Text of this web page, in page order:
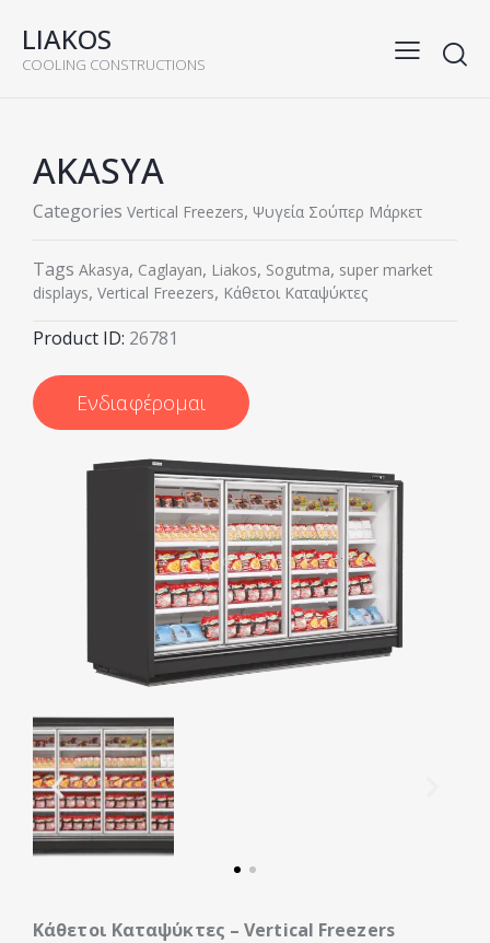
LIAKOS
COOLING CONSTRUCTIONS
AKASYA
Categories Vertical Freezers, Ψυγεία Σούπερ Μάρκετ
Tags Akasya, Caglayan, Liakos, Sogutma, super market
displays, Vertical Freezers, Κάθετοι Καταψύκτες
Product ID: 26781
Ενδιαφέρομαι
Κάθετοι Καταψύκτες – Vertical Freezers